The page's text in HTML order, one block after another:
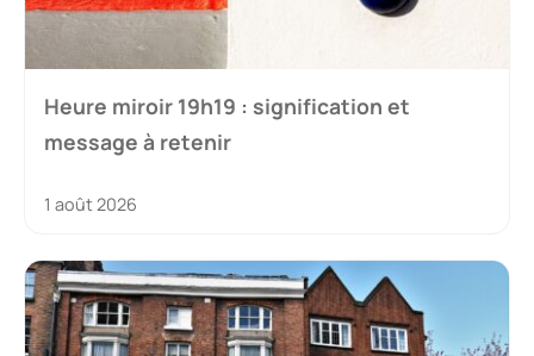
Heure miroir 19h19 : signification et
message à retenir
1 août 2026